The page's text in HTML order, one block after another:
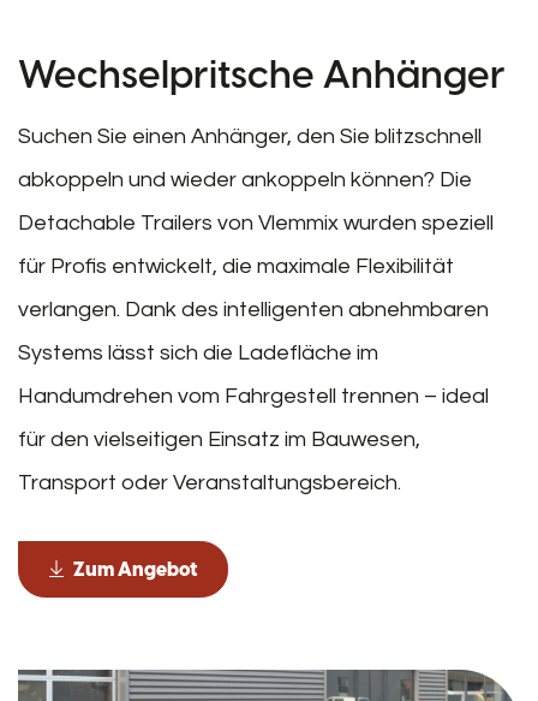
Wechselpritsche Anhänger
Suchen Sie einen Anhänger, den Sie blitzschnell
abkoppeln und wieder ankoppeln können? Die
Detachable Trailers von Vlemmix wurden speziell
für Profis entwickelt, die maximale Flexibilität
verlangen. Dank des intelligenten abnehmbaren
Systems lässt sich die Ladefläche im
Handumdrehen vom Fahrgestell trennen – ideal
für den vielseitigen Einsatz im Bauwesen,
Transport oder Veranstaltungsbereich.
Zum Angebot